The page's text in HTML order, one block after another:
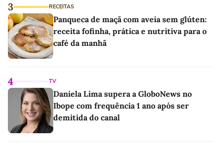
3 RECEITAS
Panqueca de maçã com aveia sem glúten:
receita fofinha, prática e nutritiva para o
café da manhã
4 TV
Daniela Lima supera a GloboNews no
Ibope com frequência 1 ano após ser
demitida do canal